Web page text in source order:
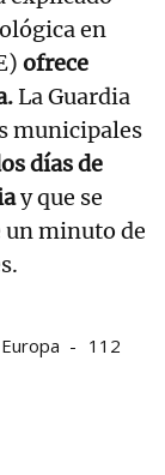
en
ofrece
La Guardia
municipales
días de
y que se
un minuto de
Europa 112